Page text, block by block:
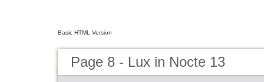
Basic HTML Version
Page 8 - Lux in Nocte 13